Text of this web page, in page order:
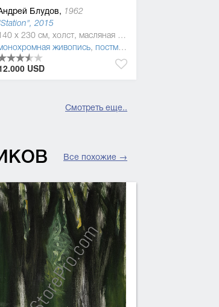
Блудов, 1962
2015
140 x 230 см, холст, масляная краска, шелкотрафаретная краска, шелкотрафаретная краска
живопись, постмодернизм
USD
Смотреть еще..
Все похожие →